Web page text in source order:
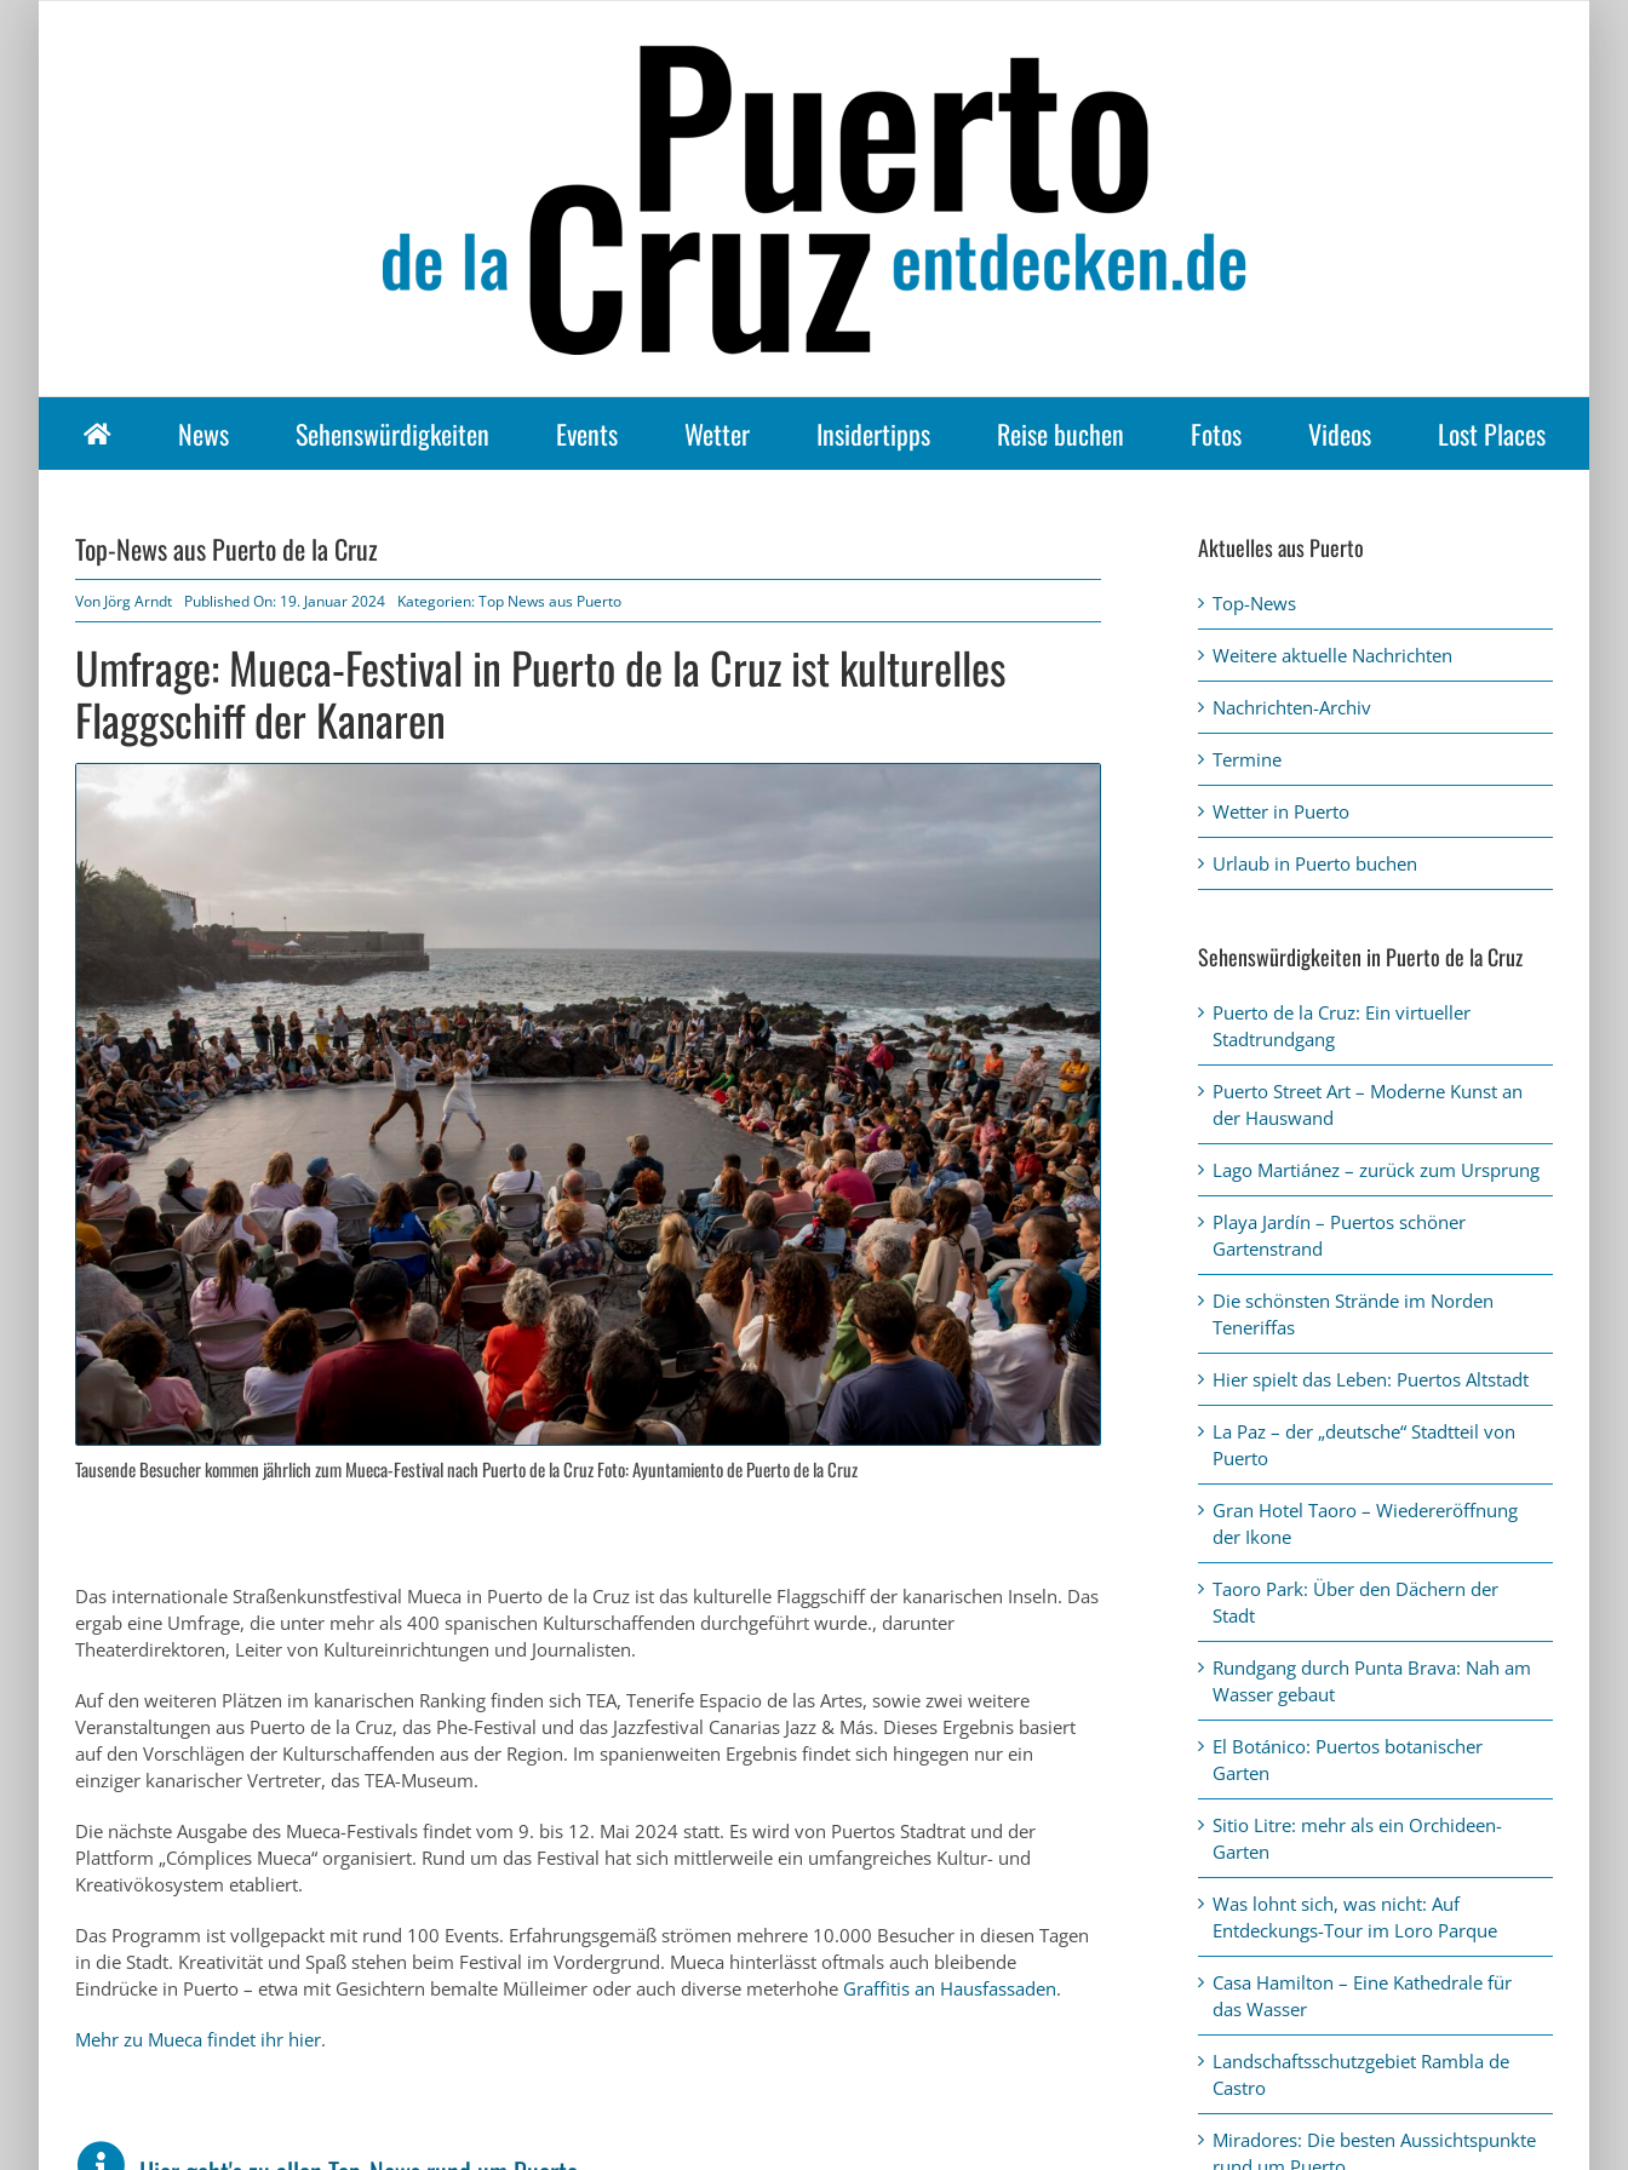
News Sehenswürdigkeiten Events Wetter Insidertipps Reise buchen Fotos Videos Lost Places
Top-News aus Puerto de la Cruz
Von Jörg Arndt Published On: 19. Januar 2024 Kategorien:Top News aus Puerto
Umfrage: Mueca-Festival in Puerto de la Cruz ist kulturelles
Flaggschiff der Kanaren
Tausende Besucher kommen jährlich zum Mueca-Festival nach Puerto de la Cruz Foto: Ayuntamiento de Puerto de la Cruz
Das internationale Straßenkunstfestival Mueca in Puerto de la Cruz ist das kulturelle Flaggschiff der kanarischen Inseln. Das
ergab eine Umfrage, die unter mehr als 400 spanischen Kulturschaffenden durchgeführt wurde., darunter
Theaterdirektoren, Leiter von Kultureinrichtungen und Journalisten.
Auf den weiteren Plätzen im kanarischen Ranking finden sich TEA, Tenerife Espacio de las Artes, sowie zwei weitere
Veranstaltungen aus Puerto de la Cruz, das Phe-Festival und das Jazzfestival Canarias Jazz & Más. Dieses Ergebnis basiert
auf den Vorschlägen der Kulturschaffenden aus der Region. Im spanienweiten Ergebnis findet sich hingegen nur ein
einziger kanarischer Vertreter, das TEA-Museum.
Die nächste Ausgabe des Mueca-Festivals findet vom 9. bis 12. Mai 2024 statt. Es wird von Puertos Stadtrat und der
Plattform „Cómplices Mueca“ organisiert. Rund um das Festival hat sich mittlerweile ein umfangreiches Kultur- und
Kreativökosystem etabliert.
Das Programm ist vollgepackt mit rund 100 Events. Erfahrungsgemäß strömen mehrere 10.000 Besucher in diesen Tagen
in die Stadt. Kreativität und Spaß stehen beim Festival im Vordergrund. Mueca hinterlässt oftmals auch bleibende
Eindrücke in Puerto – etwa mit Gesichtern bemalte Mülleimer oder auch diverse meterhohe Graffitis an Hausfassaden.
Mehr zu Mueca findet ihr hier.
Aktuelles aus Puerto
Top-News
Weitere aktuelle Nachrichten
Nachrichten-Archiv
Termine
Wetter in Puerto
Urlaub in Puerto buchen
Sehenswürdigkeiten in Puerto de la Cruz
Puerto de la Cruz: Ein virtueller
Stadtrundgang
Puerto Street Art – Moderne Kunst an
der Hauswand
Lago Martiánez – zurück zum Ursprung
Playa Jardín – Puertos schöner
Gartenstrand
Die schönsten Strände im Norden
Teneriffas
Hier spielt das Leben: Puertos Altstadt
La Paz – der „deutsche“ Stadtteil von
Puerto
Gran Hotel Taoro – Wiedereröffnung
der Ikone
Taoro Park: Über den Dächern der
Stadt
Rundgang durch Punta Brava: Nah am
Wasser gebaut
El Botánico: Puertos botanischer
Garten
Sitio Litre: mehr als ein Orchideen-
Garten
Was lohnt sich, was nicht: Auf
Entdeckungs-Tour im Loro Parque
Casa Hamilton – Eine Kathedrale für
das Wasser
Landschaftsschutzgebiet Rambla de
Castro
Miradores: Die besten Aussichtspunkte